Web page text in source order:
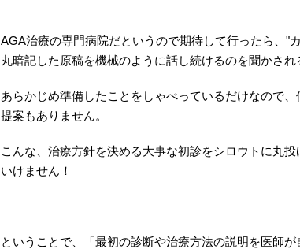
AGA治療の専門病院だというので期待して行ったら、"
丸暗記した原稿を機械のように話し続けるのを聞かされ
あらかじめ準備したことをしゃべっているだけなので
提案もありません。
こんな、治療方針を決める大事な初診をシロウトに丸
いけません！
ということで、「最初の診断や治療方法の説明を医師